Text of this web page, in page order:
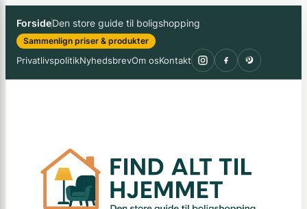
indhold
ForsideDen store guide til boligshopping
Sammenlign priser & produkter
PrivatlivspolitikNyhedsbrevOm osKontakt